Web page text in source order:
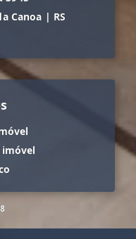
Canoa | RS
imóvel